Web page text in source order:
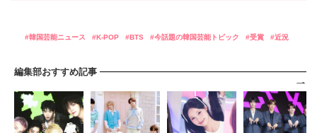
韓国芸能ニュース K-POP BTS 今話題の韓国芸能トピック 受賞 近況
編集部おすすめ記事